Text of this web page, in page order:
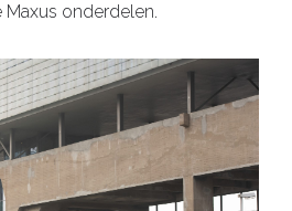
Maxus onderdelen.